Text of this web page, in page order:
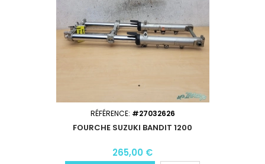
RÉFÉRENCE: #27032626
FOURCHE SUZUKI BANDIT 1200
265,00 €